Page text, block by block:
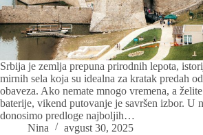
Srbija je zemlja prepuna prirodnih lepota,
mirnih sela koja su idealna za kratak predah
obaveza. Ako nemate mnogo vremena, a
baterije, vikend putovanje je savršen izbor. U
donosimo predloge najboljih…
Nina
avgust 30, 2025